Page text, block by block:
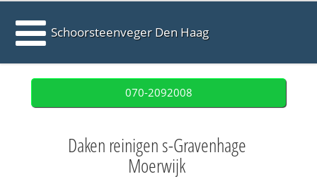
Schoorsteenveger Den Haag
070-2092008
Daken reinigen s-Gravenhage
Moerwijk